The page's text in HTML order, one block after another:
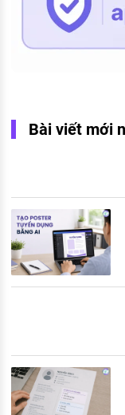
Bài viết mới